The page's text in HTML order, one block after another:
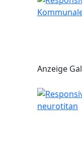
Anzeige
neurotitan